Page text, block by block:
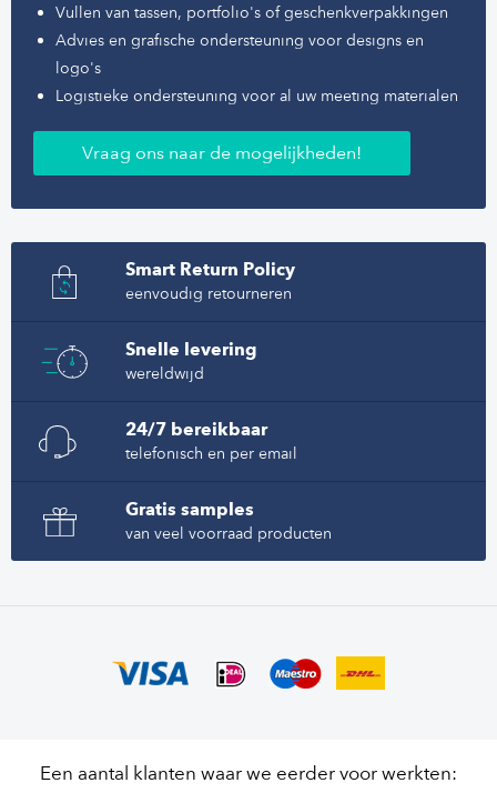
Vullen van tassen, portfolio's of geschenkverpakkingen
Advies en grafische ondersteuning voor designs en
logo's
Logistieke ondersteuning voor al uw meeting materialen
Vraag ons naar de mogelijkheden!
Smart Return Policy
eenvoudig retourneren
Snelle levering
wereldwijd
24/7 bereikbaar
telefonisch en per email
Gratis samples
van veel voorraad producten
Een aantal klanten waar we eerder voor werkten: